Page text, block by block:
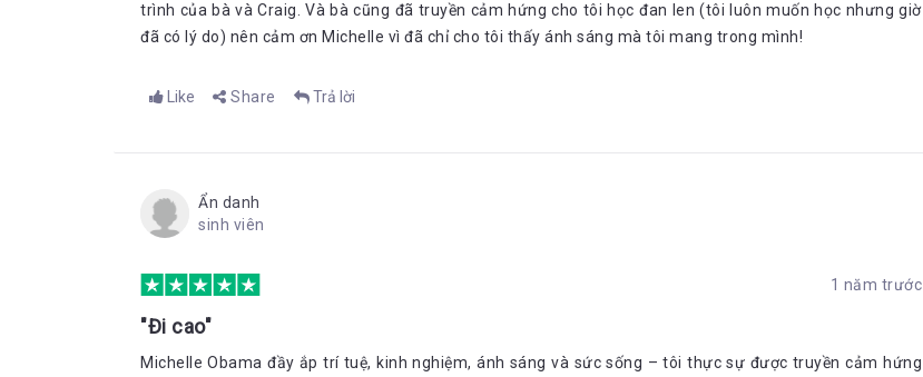
trình của bà và Craig. Và bà cũng đã truyền cảm hứng cho tôi học đan len (tôi luôn muốn học nhưng giờ
đã có lý do) nên cảm ơn Michelle vì đã chỉ cho tôi thấy ánh sáng mà tôi mang trong mình!
Like Share Trả lời
Ẩn danh
sinh viên
1 năm trước
"Đi cao"
Michelle Obama đầy ắp trí tuệ, kinh nghiệm, ánh sáng và sức sống – tôi thực sự được truyền cảm hứng